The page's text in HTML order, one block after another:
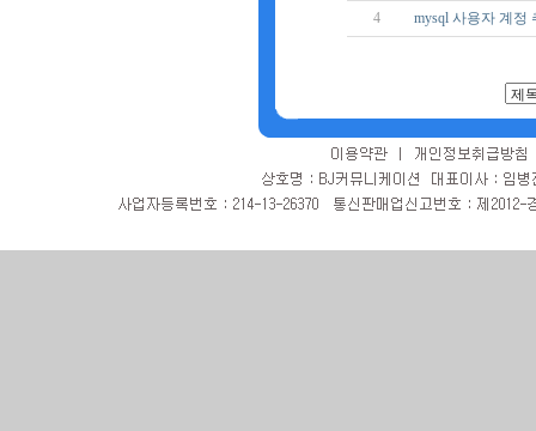
4 mysql 사용자 계정